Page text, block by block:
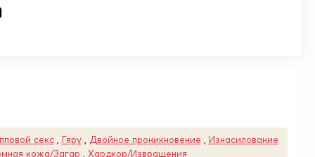
секс, Гяру, Двойное проникновение
Изнасилование
кожа/Загар Хардкор/Извращения